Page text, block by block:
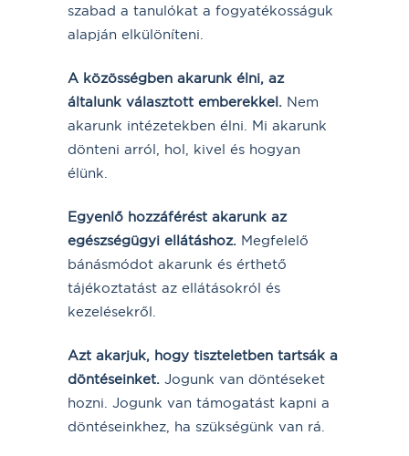
szabad a tanulókat a fogyatékosságuk
alapján elkülöníteni.
A közösségben akarunk élni, az
általunk választott emberekkel. Nem
akarunk intézetekben élni. Mi akarunk
dönteni arról, hol, kivel és hogyan
élünk.
Egyenlő hozzáférést akarunk az
egészségügyi ellátáshoz. Megfelelő
bánásmódot akarunk és érthető
tájékoztatást az ellátásokról és
kezelésekről.
Azt akarjuk, hogy tiszteletben tartsák a
döntéseinket. Jogunk van döntéseket
hozni. Jogunk van támogatást kapni a
döntéseinkhez, ha szükségünk van rá.